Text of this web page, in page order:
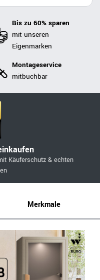
Bis zu 60% sparen
mit unseren
Eigenmarken
Montageservice
mitbuchbar
Käuferschutz & echten
Merkmale